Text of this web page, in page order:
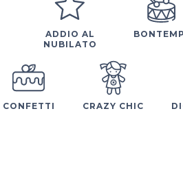
ADDIO AL
NUBILATO
CONFETTI CRAZY CHIC